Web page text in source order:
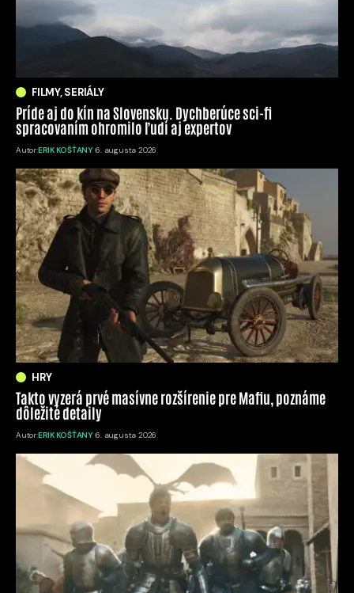
FILMY, SERIÁLY
Príde aj do kín na Slovensku. Dychberúce sci-fi
spracovaním ohromilo ľudí aj expertov
Autor:ERIK KOŠŤANY 6. augusta 2026
HRY
Takto vyzerá prvé masívne rozšírenie pre Mafiu, poznáme
dôležité detaily
Autor:ERIK KOŠŤANY 6. augusta 2026